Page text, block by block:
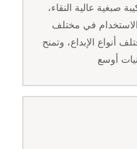
صبغية عالية النقاء،
الاستخدام في مختلف
أنواع الإبداع، وتمنح